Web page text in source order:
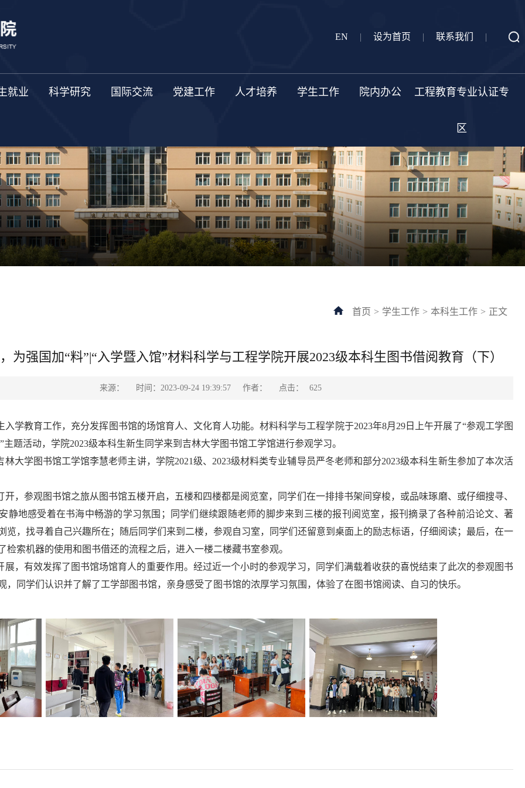
EN | 设为首页 | 联系我们 |
就业 科学研究 国际交流 党建工作 人才培养 学生工作 院内办公 工程教育专业认证专
区
首页 > 学生工作 > 本科生工作 > 正文
为强国加“料”|“入学暨入馆”材料科学与工程学院开展2023级本科生图书借阅教育（下）
来源： 时间：2023-09-24 19:39:57 作者： 点击： 625
入学教育工作，充分发挥图书馆的场馆育人、文化育人功能。材料科学与工程学院于2023年8月29日上午开展了“参观工学图
主题活动，学院2023级本科生新生同学来到吉林大学图书馆工学馆进行参观学习。
林大学图书馆工学馆李慧老师主讲，学院2021级、2023级材料类专业辅导员严冬老师和部分2023级本科生新生参加了本次活
开，参观图书馆之旅从图书馆五楼开启，五楼和四楼都是阅览室，同学们在一排排书架间穿梭，或品味琢磨、或仔细搜寻、
静地感受着在书海中畅游的学习氛围；同学们继续跟随老师的脚步来到三楼的报刊阅览室，报刊摘录了各种前沿论文、著
览，找寻着自己兴趣所在；随后同学们来到二楼，参观自习室，同学们还留意到桌面上的励志标语，仔细阅读；最后，在一
检索机器的使用和图书借还的流程之后，进入一楼二楼藏书室参观。
展，有效发挥了图书馆场馆育人的重要作用。经过近一个小时的参观学习，同学们满载着收获的喜悦结束了此次的参观图书
，同学们认识并了解了工学部图书馆，亲身感受了图书馆的浓厚学习氛围，体验了在图书馆阅读、自习的快乐。